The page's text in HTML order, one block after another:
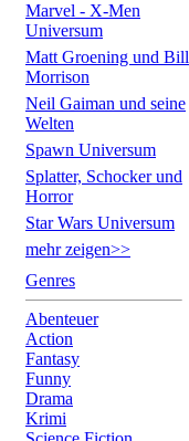
Marvel - X-Men
Universum
Matt Groening und Bill
Morrison
Neil Gaiman und seine
Welten
Spawn Universum
Splatter, Schocker und
Horror
Star Wars Universum
mehr zeigen>>
Genres
Abenteuer
Action
Fantasy
Funny
Drama
Krimi